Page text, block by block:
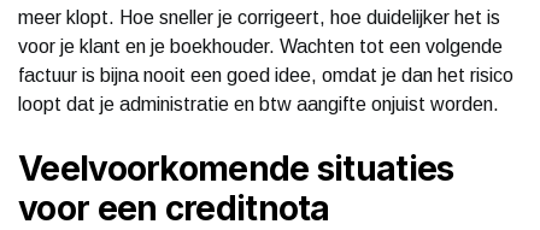
meer klopt. Hoe sneller je corrigeert, hoe duidelijker het is
voor je klant en je boekhouder. Wachten tot een volgende
factuur is bijna nooit een goed idee, omdat je dan het risico
loopt dat je administratie en btw aangifte onjuist worden.
Veelvoorkomende situaties
voor een creditnota